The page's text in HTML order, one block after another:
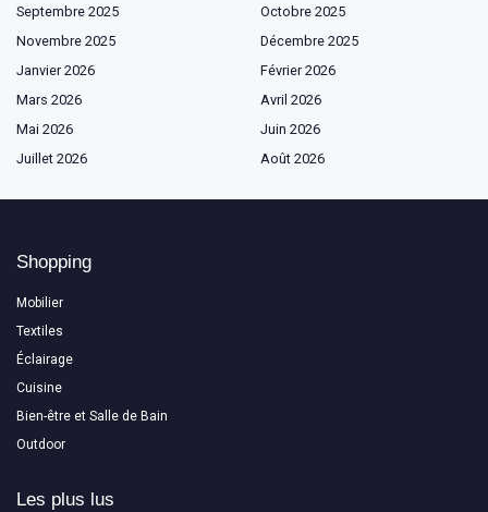
Septembre 2025
Octobre 2025
Novembre 2025
Décembre 2025
Janvier 2026
Février 2026
Mars 2026
Avril 2026
Mai 2026
Juin 2026
Juillet 2026
Août 2026
Shopping
Mobilier
Textiles
Éclairage
Cuisine
Bien-être et Salle de Bain
Outdoor
Les plus lus